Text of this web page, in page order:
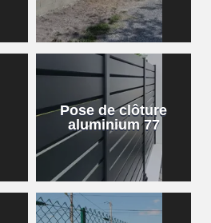
Pose de clôture
aluminium 77